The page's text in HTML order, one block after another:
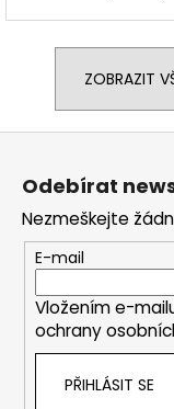
ZOBRAZIT
Z
Odebírat
Nezmeškejte
E-mail
Vložením e-
ochrany
PŘIHLÁSIT SE